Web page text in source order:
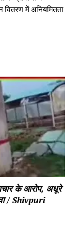
में अनियमितता
के आरोप, अधूरे
/ Shivpuri